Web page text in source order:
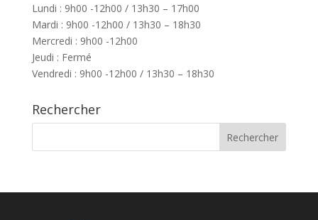
Lundi : 9h00 -12h00 / 13h30 – 17h00
Mardi : 9h00 -12h00 / 13h30 – 18h30
Mercredi : 9h00 -12h00
Jeudi : Fermé
Vendredi : 9h00 -12h00 / 13h30 – 18h30
Rechercher